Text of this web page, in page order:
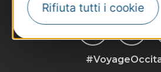
Rifiuta tutti i cookie